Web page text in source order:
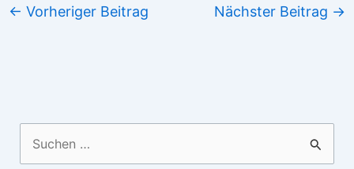
← Vorheriger Beitrag Nächster Beitrag →
nach: